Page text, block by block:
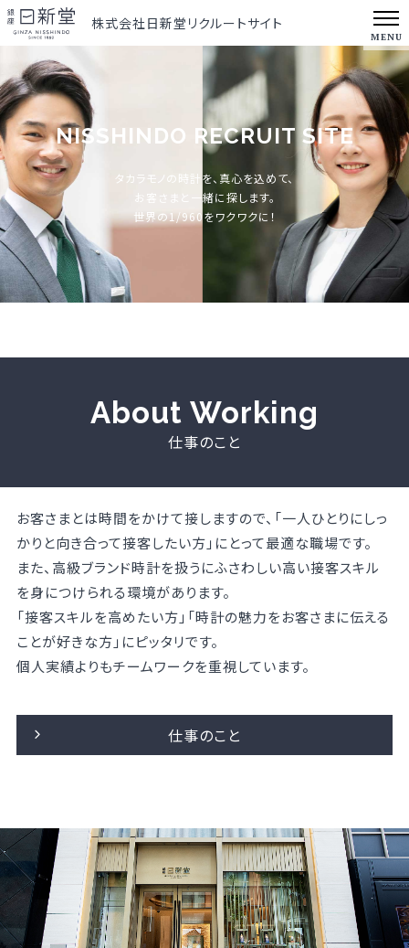
株式会社日新堂リクルートサイト
MENU
NISSHINDO RECRUIT SITE
タカラモノの時計を、真心を込めて、
世界の1/960をワクワクに！
About Working
仕事のこと
お客さまとは時間をかけて接しますので、「一人ひとりにしっ
かりと向き合って接客したい方」にとって最適な職場です。
また、高級ブランド時計を扱うにふさわしい高い接客スキル
「接客スキルを高めたい方」「時計の魅力をお客さまに伝える
ことが好きな方」にピッタリです。
仕事のこと